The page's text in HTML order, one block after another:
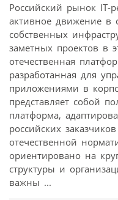
Российский рынок IT-
активное движение в
собственных
заметных проектов в
отечественная
разработанная для
приложениями в
представляет собой
платформа,
российских
отечественной
ориентировано на
структуры и
важны ...